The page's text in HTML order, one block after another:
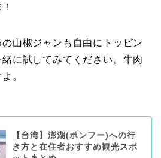
山椒ジャンも自由にトッピン
に試してみてください。牛肉
。
【台湾】澎湖(ポンフー)への行
き方と在住者おすすめ観光スポ